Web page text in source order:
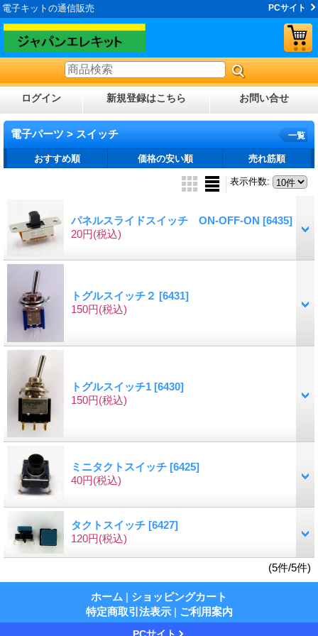
電子キットの通信販売 PCサイト
ログイン 新規登録はこちら お問い合せ
電子パーツ > スイッチ 一覧
おすすめ順 価格の安い順 売れ筋順
表示件数:
パネルスライドスイッチ ON-OFF-ON [6435]
20円(税込)
トグルスイッチ２ [6431]
150円(税込)
トグルスイッチ1 [6430]
150円(税込)
ミニタクトスイッチ [6425]
40円(税込)
タクトスイッチ [6427]
120円(税込)
(5件/5件)
ホーム | ショッピングカート
特定商取引法表示 | ご利用案内
PCサイト